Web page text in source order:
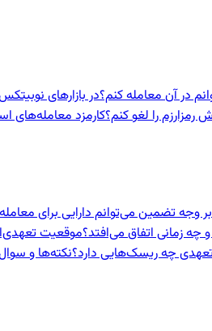
در آن معامله کنم؟در بازارهای
را لغو کنم؟کارمزد
وجه تضمین می‌توانم دارایی برای
زمانی اتفاق می‌افتد؟موقعیت
چه ریسک‌هایی دارد؟نکته‌ها و